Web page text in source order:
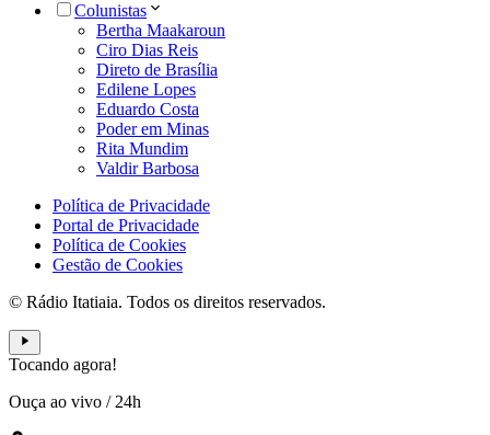
Colunistas
Bertha Maakaroun
Ciro Dias Reis
Direto de Brasília
Edilene Lopes
Eduardo Costa
Poder em Minas
Rita Mundim
Valdir Barbosa
Política de Privacidade
Portal de Privacidade
Política de Cookies
Gestão de Cookies
© Rádio Itatiaia. Todos os direitos reservados.
Tocando agora!
Ouça ao vivo / 24h